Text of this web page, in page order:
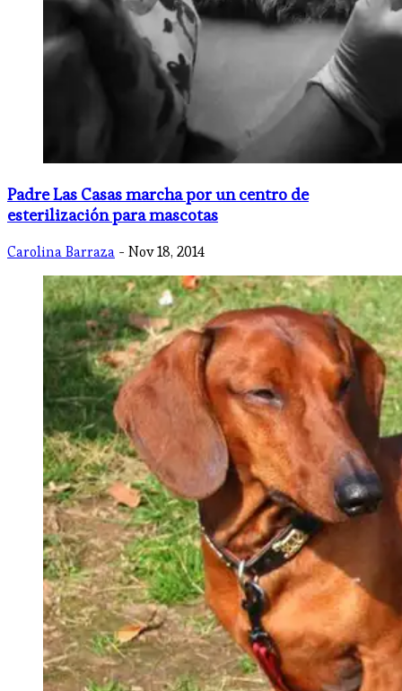
Padre Las Casas marcha por un centro de
esterilización para mascotas
Carolina Barraza - Nov 18, 2014